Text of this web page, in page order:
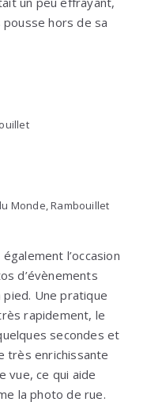
hors de sa
Monde, Rambouillet
l’occasion
d’évènements
Une pratique
rapidement, le
secondes et
très enrichissante
vue, ce qui aide
la photo de rue.